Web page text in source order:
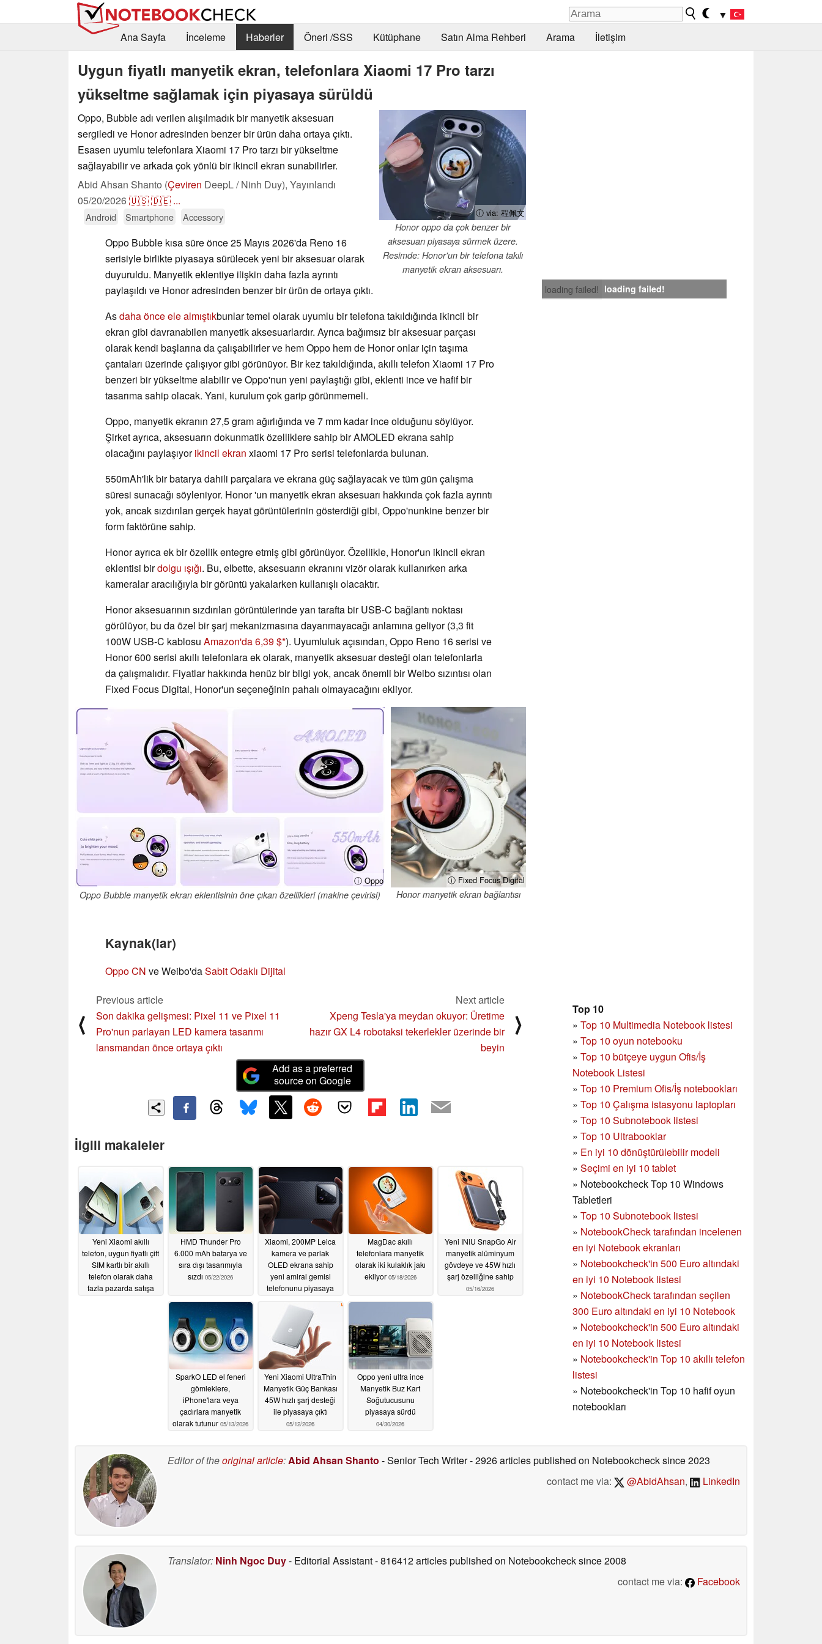
▼
Ana Sayfa
İnceleme Haberler Öneri /SSS Kütüphane Satın Alma Rehberi Arama İletişim
Uygun fiyatlı manyetik ekran, telefonlara Xiaomi 17 Pro tarzı
yükseltme sağlamak için piyasaya sürüldü
ⓘ via: 程佩文
Honor oppo da çok benzer bir
aksesuarı piyasaya sürmek üzere.
Resimde: Honor'un bir telefona takılı
manyetik ekran aksesuarı.
Oppo, Bubble adı verilen alışılmadık bir manyetik aksesuarı
sergiledi ve Honor adresinden benzer bir ürün daha ortaya çıktı.
Esasen uyumlu telefonlara Xiaomi 17 Pro tarzı bir yükseltme
sağlayabilir ve arkada çok yönlü bir ikincil ekran sunabilirler.
Abid Ahsan Shanto (Çeviren DeepL / Ninh Duy), Yayınlandı
05/20/2026🇺🇸🇩🇪 ...
Android Smartphone Accessory
loading failed! loading failed!
Oppo Bubble kısa süre önce 25 Mayıs 2026'da Reno 16
serisiyle birlikte piyasaya sürülecek yeni bir aksesuar olarak
duyuruldu. Manyetik eklentiye ilişkin daha fazla ayrıntı
paylaşıldı ve Honor adresinden benzer bir ürün de ortaya çıktı.
Asdaha önce ele almıştıkbunlar temel olarak uyumlu bir telefona takıldığında ikincil bir
ekran gibi davranabilen manyetik aksesuarlardır. Ayrıca bağımsız bir aksesuar parçası
olarak kendi başlarına da çalışabilirler ve hem Oppo hem de Honor onlar için taşıma
çantaları üzerinde çalışıyor gibi görünüyor. Bir kez takıldığında, akıllı telefon Xiaomi 17 Pro
benzeri bir yükseltme alabilir ve Oppo'nun yeni paylaştığı gibi, eklenti ince ve hafif bir
tasarıma sahip olacak. Yani, kurulum çok garip görünmemeli.
Oppo, manyetik ekranın 27,5 gram ağırlığında ve 7 mm kadar ince olduğunu söylüyor.
Şirket ayrıca, aksesuarın dokunmatik özelliklere sahip bir AMOLED ekrana sahip
olacağını paylaşıyorikincil ekran xiaomi 17 Pro serisi telefonlarda bulunan.
550mAh'lik bir batarya dahili parçalara ve ekrana güç sağlayacak ve tüm gün çalışma
süresi sunacağı söyleniyor. Honor 'un manyetik ekran aksesuarı hakkında çok fazla ayrıntı
yok, ancak sızdırılan gerçek hayat görüntülerinin gösterdiği gibi, Oppo'nunkine benzer bir
form faktörüne sahip.
Honor ayrıca ek bir özellik entegre etmiş gibi görünüyor. Özellikle, Honor'un ikincil ekran
eklentisi birdolgu ışığı. Bu, elbette, aksesuarın ekranını vizör olarak kullanırken arka
kameralar aracılığıyla bir görüntü yakalarken kullanışlı olacaktır.
Honor aksesuarının sızdırılan görüntülerinde yan tarafta bir USB-C bağlantı noktası
görülüyor, bu da özel bir şarj mekanizmasına dayanmayacağı anlamına geliyor (3,3 fit
100W USB-C kablosu Amazon'da 6,39 $ ). Uyumluluk açısından, Oppo Reno 16 serisi ve
Honor 600 serisi akıllı telefonlara ek olarak, manyetik aksesuar desteği olan telefonlarla
da çalışmalıdır. Fiyatlar hakkında henüz bir bilgi yok, ancak önemli bir Weibo sızıntısı olan
Fixed Focus Digital, Honor'un seçeneğinin pahalı olmayacağını ekliyor.
ⓘ Oppo
Oppo Bubble manyetik ekran eklentisinin öne çıkan özellikleri (makine çevirisi)
ⓘ Fixed Focus Digital
Honor manyetik ekran bağlantısı
Kaynak(lar)
Oppo CN ve Weibo'daSabit Odaklı Dijital
Top 10
» Top 10 Multimedia Notebook listesi
» Top 10 oyun notebooku
» Top 10 bütçeye uygun Ofis/İş
Notebook Listesi
» Top 10 Premium Ofis/İş notebookları
» Top 10 Çalışma istasyonu laptopları
» Top 10 Subnotebook listesi
» Top 10 Ultrabooklar
» En iyi 10 dönüştürülebilir modeli
» Seçimi en iyi 10 tablet
» Notebookcheck Top 10 Windows
Tabletleri
» Top 10 Subnotebook listesi
» NotebookCheck tarafından incelenen
en iyi Notebook ekranları
» Notebookcheck'in 500 Euro altındaki
en iyi 10 Notebook listesi
» NotebookCheck tarafından seçilen
300 Euro altındaki en iyi 10 Notebook
» Notebookcheck'in 500 Euro altındaki
en iyi 10 Notebook listesi
» Notebookcheck'in Top 10 akıllı telefon
listesi
» Notebookcheck'in Top 10 hafif oyun
notebookları
⟨
Previous article
Son dakika gelişmesi: Pixel 11 ve Pixel 11
Pro'nun parlayan LED kamera tasarımı
lansmandan önce ortaya çıktı
Next article
Xpeng Tesla'ya meydan okuyor: Üretime
hazır GX L4 robotaksi tekerlekler üzerinde bir
beyin
⟩
Add as a preferred
source on Google
İlgili makaleler
Yeni Xiaomi akıllı
telefon, uygun fiyatlı çift
SIM kartlı bir akıllı
telefon olarak daha
fazla pazarda satışa
HMD Thunder Pro
6.000 mAh batarya ve
sıra dışı tasarımıyla
sızdı 05/22/2026
Xiaomi, 200MP Leica
kamera ve parlak
OLED ekrana sahip
yeni amiral gemisi
telefonunu piyasaya
MagDac akıllı
telefonlara manyetik
olarak iki kulaklık jakı
ekliyor 05/18/2026
Yeni INIU SnapGo Air
manyetik alüminyum
gövdeye ve 45W hızlı
şarj özelliğine sahip
05/16/2026
SparkO LED el feneri
gömleklere,
iPhone'lara veya
çadırlara manyetik
olarak tutunur 05/13/2026
Yeni Xiaomi UltraThin
Manyetik Güç Bankası
45W hızlı şarj desteği
ile piyasaya çıktı
05/12/2026
Oppo yeni ultra ince
Manyetik Buz Kart
Soğutucusunu
piyasaya sürdü
04/30/2026
Editor of theoriginal article:Abid Ahsan Shanto - Senior Tech Writer- 2926 articles published on Notebookchecksince 2023
contact me via:
@AbidAhsan, LinkedIn
Translator: Ninh Ngoc Duy- Editorial Assistant- 816412 articles published on Notebookchecksince 2008
contact me via:
Facebook